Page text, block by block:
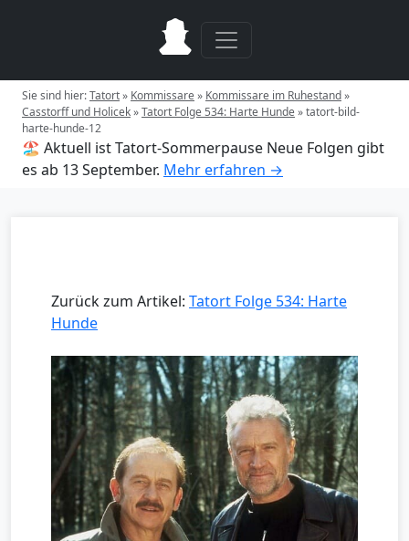
Sie sind hier:Tatort» Kommissare» Kommissare im Ruhestand»
Casstorff und Holicek»Tatort Folge 534: Harte Hunde»tatort-bild-
harte-hunde-12
🏖️ Aktuell ist Tatort-Sommerpause Neue Folgen gibt
es ab 13 September. Mehr erfahren →
Zurück zum Artikel: Tatort Folge 534: Harte
Hunde